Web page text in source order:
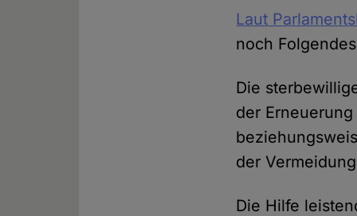
Laut
noch
Die
der
der
Die Hilfe